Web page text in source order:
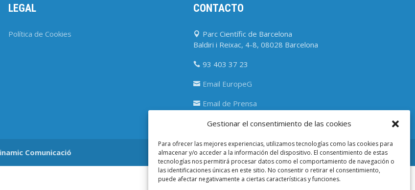
Gestionar el consentimiento de las cookies
Para ofrecer las mejores experiencias, utilizamos tecnologías como las cookies para
almacenar y/o acceder a la información del dispositivo. El consentimiento de estas
tecnologías nos permitirá procesar datos como el comportamiento de navegación o
las identificaciones únicas en este sitio. No consentir o retirar el consentimiento,
puede afectar negativamente a ciertas características y funciones.
LEGAL
Política de Cookies
CONTACTO
 Parc Científic de Barcelona
Baldiri i Reixac, 4-8, 08028 Barcelona
 93 403 37 23
 Email EuropeG
 Email de Prensa
Comunicació